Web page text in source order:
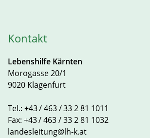
Kontakt
Lebenshilfe Kärnten
Morogasse 20/1
9020 Klagenfurt
Tel.: +43 / 463 / 33 2 81 1011
Fax: +43 / 463 / 33 2 81 1032
landesleitung@lh-k.at